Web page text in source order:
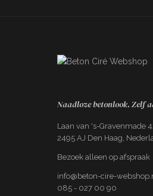
Gereedschapset Kant &
Naadloze betonlook. Zelf
Laan van 's-Gravenmade
2495 AJ Den Haag,
Bezoek alleen op afspraak
info@beton-cire-
085 - 027 00 90